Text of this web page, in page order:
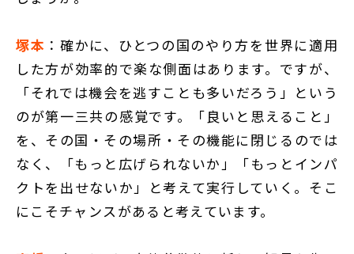
塚本 ：確かに、ひとつの国のやり方を世界に適用
した方が効率的で楽な側面はあります。ですが、
「それでは機会を逃すことも多いだろう」という
のが第一三共の感覚です。「良いと思えること」
を、その国・その場所・その機能に閉じるのでは
なく、「もっと広げられないか」「もっとインパ
クトを出せないか」と考えて実行していく。そこ
にこそチャンスがあると考えています。